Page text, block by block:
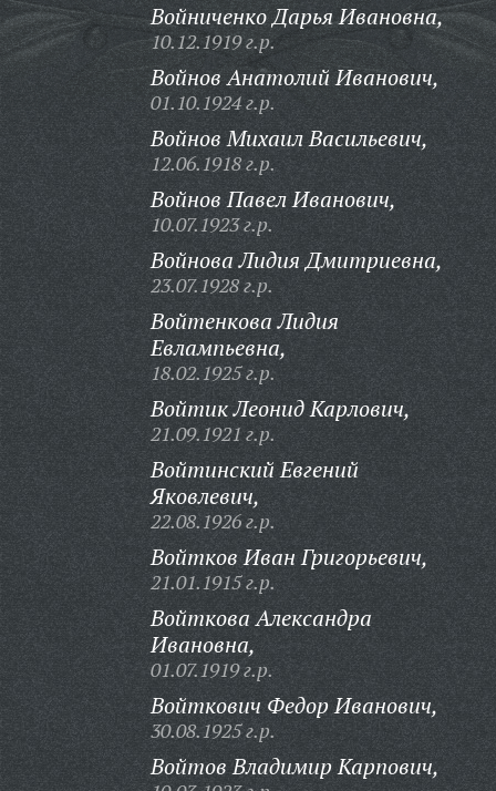
Войниченко Дарья Ивановна,
10.12.1919 г.р.
Войнов Анатолий Иванович,
01.10.1924 г.р.
Войнов Михаил Васильевич,
12.06.1918 г.р.
Войнов Павел Иванович,
10.07.1923 г.р.
Войнова Лидия Дмитриевна,
23.07.1928 г.р.
Войтенкова Лидия
Евлампьевна,
18.02.1925 г.р.
Войтик Леонид Карлович,
21.09.1921 г.р.
Войтинский Евгений
Яковлевич,
22.08.1926 г.р.
Войтков Иван Григорьевич,
21.01.1915 г.р.
Войткова Александра
Ивановна,
01.07.1919 г.р.
Войткович Федор Иванович,
30.08.1925 г.р.
Войтов Владимир Карпович,